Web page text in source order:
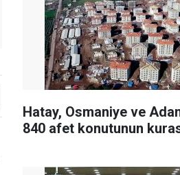
Hatay, Osmaniye ve
840 afet konutunun